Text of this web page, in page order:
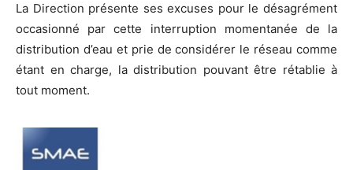
La Direction présente ses excuses pour le désagrément
occasionné par cette interruption momentanée de la
distribution d’eau et prie de considérer le réseau comme
étant en charge, la distribution pouvant être rétablie à
tout moment.